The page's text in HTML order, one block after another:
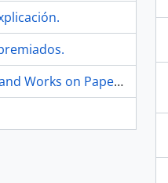
on Paper, de Eugenio Téllez. Folleto